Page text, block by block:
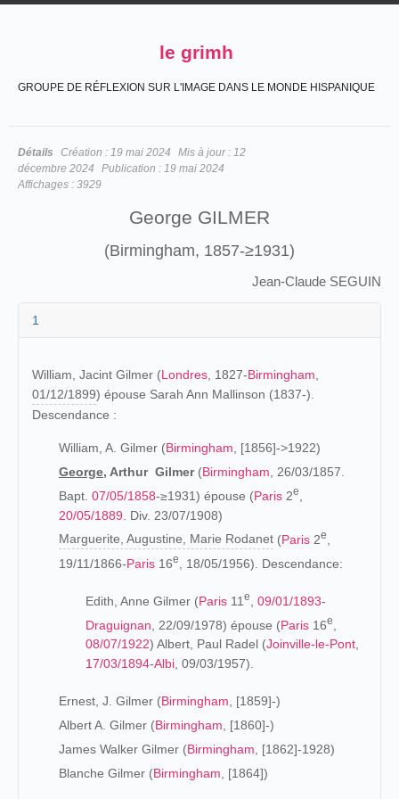
le grimh
GROUPE DE RÉFLEXION SUR L'IMAGE DANS LE MONDE HISPANIQUE
Détails Création : 19 mai 2024 Mis à jour : 12
décembre 2024
Publication : 19 mai 2024
Affichages : 3929
George GILMER
(Birmingham, 1857-≥1931)
Jean-Claude SEGUIN
1
William, Jacint Gilmer (Londres , 1827-Birmingham
01/12/1899) épouse Sarah Ann Mallinson (1837-).
Descendance :
William, A. Gilmer (Birmingham , [1856]->1922)
George, Arthur Gilmer(Birmingham , 26/03/1857.
Bapt. 07/05/1858-≥1931) épouse (Paris 2e
20/05/1889 . Div. 23/07/1908)
Marguerite, Augustine, Marie Rodanet (Paris 2e
19/11/1866-Paris 16e , 18/05/1956). Descendance:
Edith, Anne Gilmer (Paris 11 e 09/01/1893-
Draguignan , 22/09/1978) épouse (Paris 16e
08/07/1922) Albert, Paul Radel (Joinville-le-Pont,
17/03/1894-Albi, 09/03/1957).
Ernest, J. Gilmer (Birmingham, [1859]-)
Albert A. Gilmer (Birmingham, [1860]-)
James Walker Gilmer (Birmingham, [1862]-1928)
Blanche Gilmer (Birmingham, [1864])